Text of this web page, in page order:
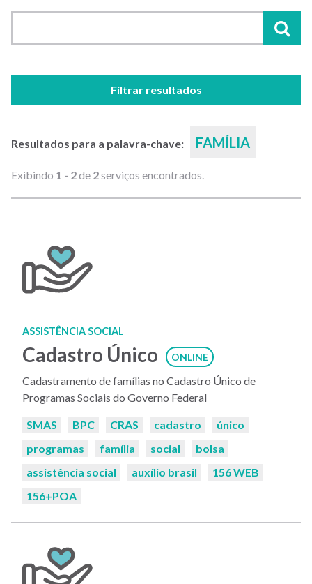
Filtrar resultados
Resultados para a palavra-chave: FAMÍLIA
Exibindo 1 - 2de 2serviços encontrados.
ASSISTÊNCIA SOCIAL
Cadastro Único ONLINE
Cadastramento de famílias no Cadastro Único de
Programas Sociais do Governo Federal
Palavras-
SMAS BPC CRAS cadastro
único
programas
família social
bolsa
assistência social
auxílio brasil
156 WEB
156+POA